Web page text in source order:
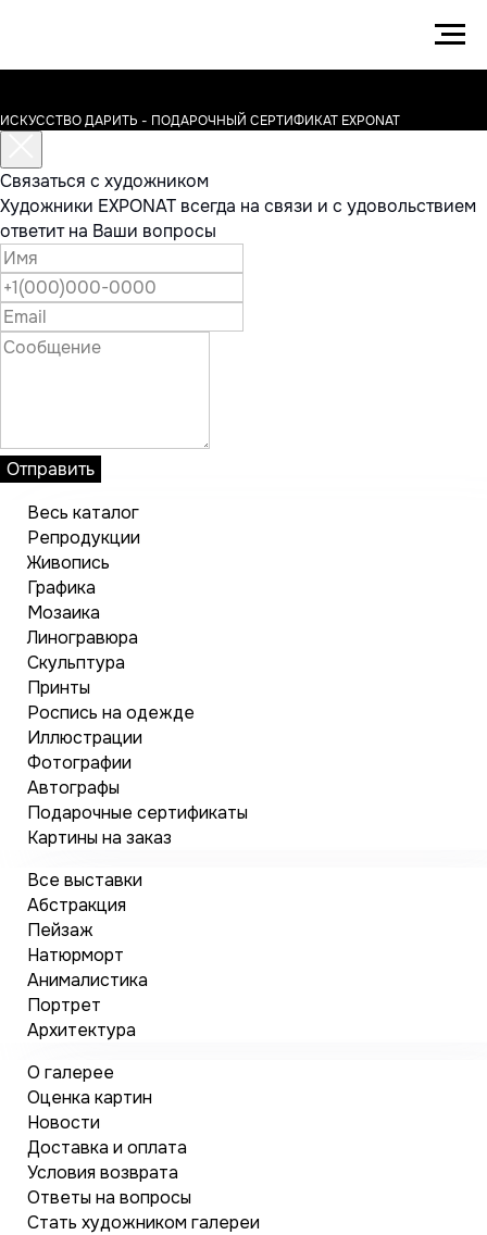
ИСКУССТВО ДАРИТЬ - ПОДАРОЧНЫЙ СЕРТИФИКАТ EXPONAT
Связаться с художником
Художники EXPONAT всегда на связи и с удовольствием
ответит на Ваши вопросы
Отправить
Весь каталог
Репродукции
Живопись
Графика
Мозаика
Линогравюра
Скульптура
Принты
Роспись на одежде
Иллюстрации
Фотографии
Автографы
Подарочные сертификаты
Картины на заказ
Все выставки
Абстракция
Пейзаж
Натюрморт
Анималистика
Портрет
Архитектура
О галерее
Оценка картин
Новости
Доставка и оплата
Условия возврата
Ответы на вопросы
Стать художником галереи